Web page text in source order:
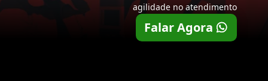
agilidade no atendimento
Falar Agora